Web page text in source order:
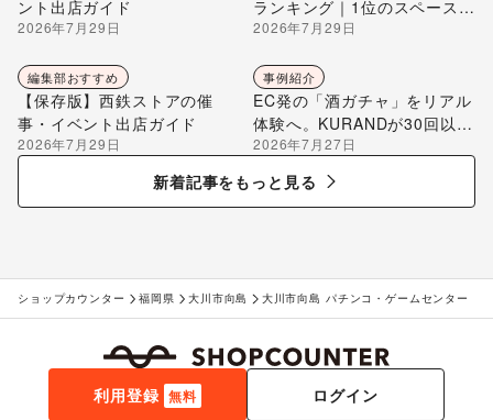
ント出店ガイド
2026年7月29日
ランキング｜1位のスペースを
編集部が解説
2026年7月29日
編集部おすすめ
【保存版】西鉄ストアの催
事・イベント出店ガイド
2026年7月29日
事例紹介
EC発の「酒ガチャ」をリアル
体験へ。KURANDが30回以上
のポップアップ出店で届け
る“新しいお酒との出会い”
2026年7月27日
新着記事をもっと見る
ショップカウンター 福岡県 大川市向島 大川市向島 パチンコ・ゲームセンター
利用登録 無料 ログイン